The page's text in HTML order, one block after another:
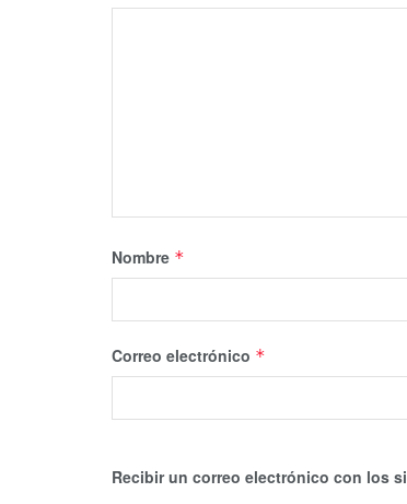
Nombre *
Correo electrónico *
Recibir un correo electrónico con los